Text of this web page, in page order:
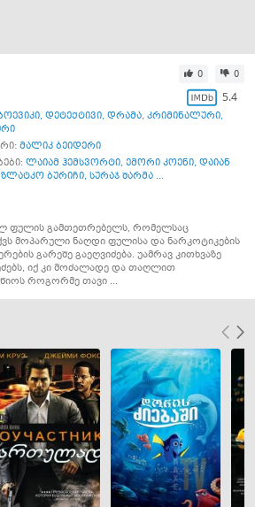
0 0
5.4
, დეტექტივი, დრამა, კრიმინალური,
მალიკ ბეიდერი
ლაიამ ჰემსვორტი, ემორი კოენი, დაიან
ზლატკო ბურიჩი, სურაჯ შარმა ...
ფულის გამთეთრებელს, რომელსაც
მოპარული ნაღდი ფულისა და ნარკოტიკების
გარეშე გაეღვიძება. უამრავ კითხვაზე
ეძებს, იქ კი მოძალადე და თაღლით
როგორმე თავი ...